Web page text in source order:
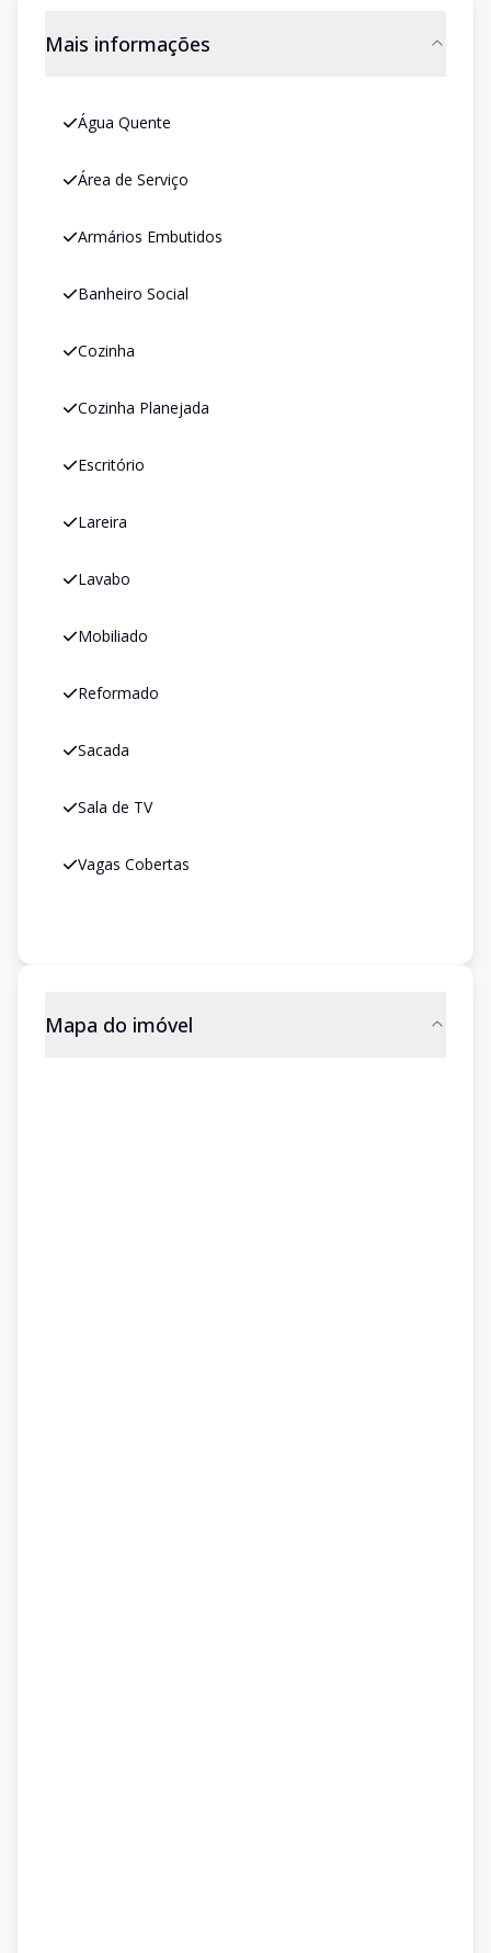
Mais informações
Água Quente
Área de Serviço
Armários Embutidos
Banheiro Social
Cozinha
Cozinha Planejada
Escritório
Lareira
Lavabo
Mobiliado
Reformado
Sacada
Sala de TV
Vagas Cobertas
Mapa do imóvel